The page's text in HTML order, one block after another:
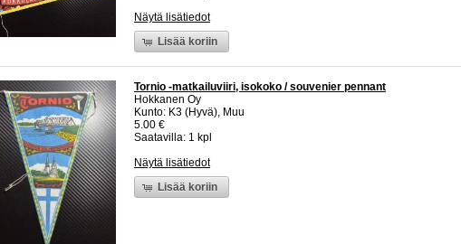
Näytä lisätiedot
Lisää koriin
Tornio -matkailuviiri, isokoko / souvenier pennant
Hokkanen Oy
Kunto: K3 (Hyvä), Muu
5.00 €
Saatavilla: 1 kpl
Näytä lisätiedot
Lisää koriin